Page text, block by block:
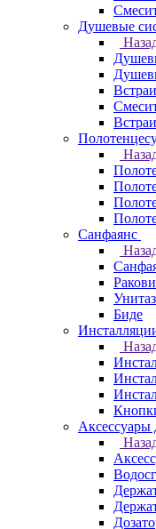
Душевые
Санфаянс
Биде
Аксессуары